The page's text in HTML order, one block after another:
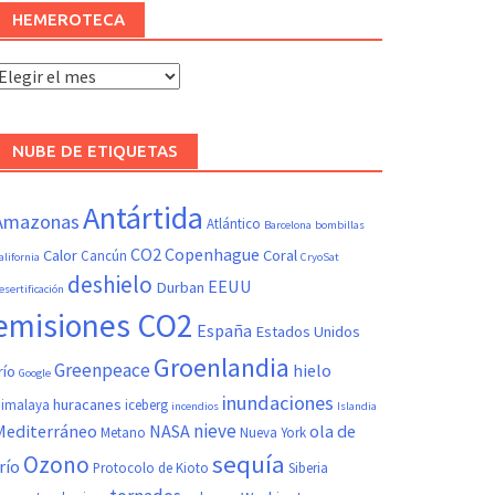
HEMEROTECA
Hemeroteca
NUBE DE ETIQUETAS
Antártida Atlántico Barcelona bombillas
Calor Cancún CO2Copenhague Coral CryoSat
deshielo Durban EEUU
CO2 España Estados Unidos
Google GreenpeaceGroenlandia hielo
huracanes iceberg incendios inundaciones Islandia
Metano NASA nieveNueva Yorkola de
Ozono Protocolo de Kioto sequía Siberia